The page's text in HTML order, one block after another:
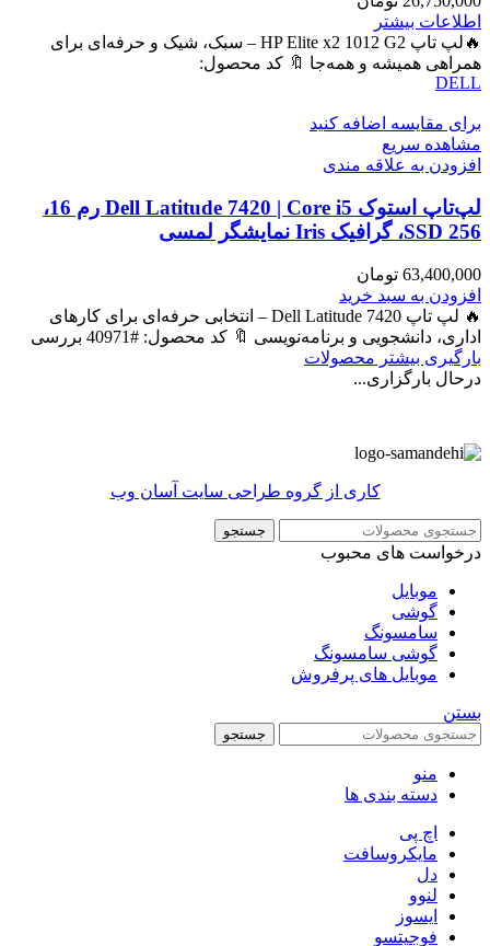
اطلاعات بیشتر
🔥لپ تاپ HP Elite x2 1012 G2 – سبک، شیک و حرفه‌ای برای
همراهی همیشه و همه‌جا 🔖 کد محصول:
DELL
برای مقایسه اضافه کنید
مشاهده سریع
افزودن به علاقه مندی
لپ‌تاپ استوک Dell Latitude 7420 | Core i5 رم 16،
SSD 256، گرافیک Iris نمایشگر لمسی
63,400,000 تومان
افزودن به سبد خرید
🔥 لپ تاپ Dell Latitude 7420 – انتخابی حرفه‌ای برای کارهای
اداری، دانشجویی و برنامه‌نویسی 🔖 کد محصول: #40971 بررسی
بارگیری بیشتر محصولات
درحال بارگزاری...
کاری از گروه طراحی سایت آسان وب
جستجو
درخواست های محبوب
موبایل
گوشی
سامسونگ
گوشی سامسونگ
موبایل های پرفروش
بستن
جستجو
منو
دسته بندی ها
اچ پی
مایکروسافت
دل
لنوو
ایسوز
فوجیتسو